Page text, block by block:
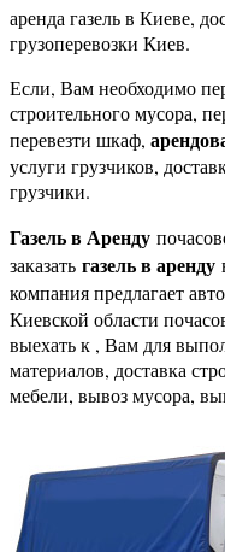
аренда газель в Киеве,
грузоперевозки Киев.
Если, Вам необходимо
строительного мусора,
перевезти шкаф,
услуги грузчиков,
грузчики.
Газель в Аренду
заказать газель в аренду
компания предлагает
Киевской области
выехать к , Вам для
материалов, доставка
мебели, вывоз мусора,